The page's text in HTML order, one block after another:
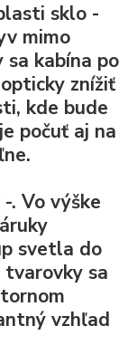
sklo -
mimo
kabína po
znížiť
kde bude
počuť aj na
-. Vo výške
svetla do
tvarovky sa
vzhľad